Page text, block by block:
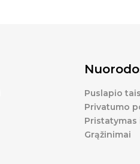
Puslapio
Privatumo
Pristatymas
Grąžinimai